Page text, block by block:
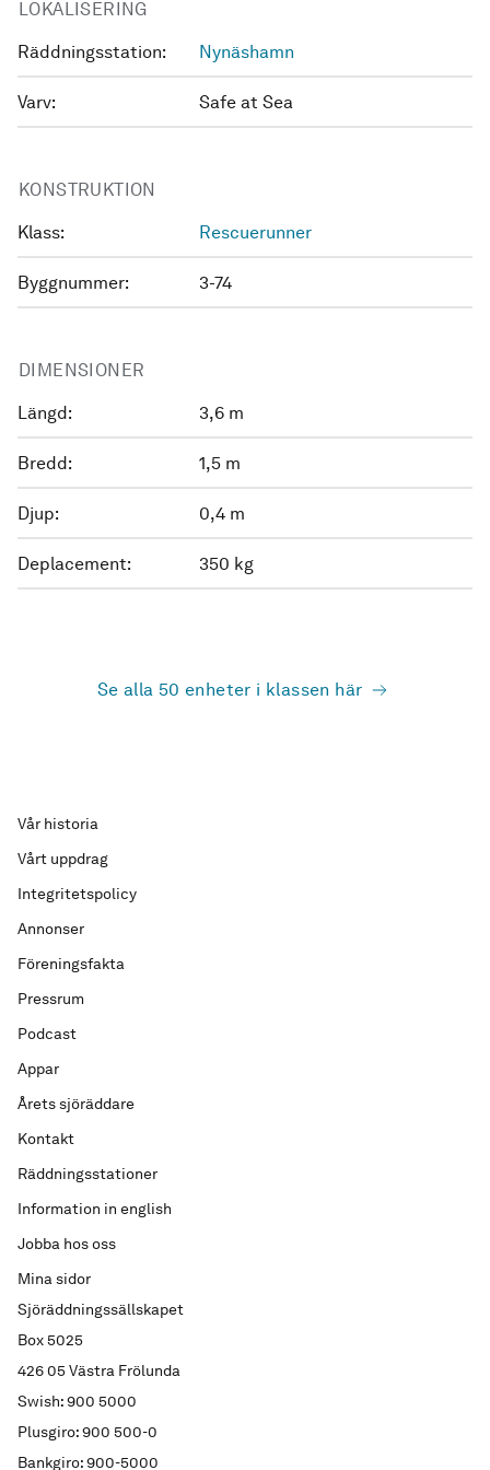
LOKALISERING
Räddningsstation: Nynäshamn
Varv: Safe at Sea
KONSTRUKTION
Klass: Rescuerunner
Byggnummer: 3-74
DIMENSIONER
Längd: 3,6 m
Bredd: 1,5 m
Djup: 0,4 m
Deplacement: 350 kg
Se alla 50 enheter i klassen här
Sjöräddningssällskapet
Box 5025
426 05 Västra Frölunda
Swish: 900 5000
Plusgiro: 900 500-0
Bankgiro: 900-5000
Vår historia
Vårt uppdrag
Integritetspolicy
Annonser
Föreningsfakta
Pressrum
Podcast
Appar
Årets sjöräddare
Kontakt
Räddningsstationer
Information in english
Jobba hos oss
Mina sidor